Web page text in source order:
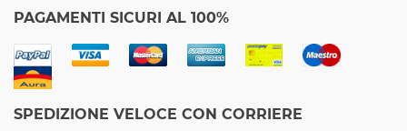
PAGAMENTI SICURI AL 100%
SPEDIZIONE VELOCE CON CORRIERE